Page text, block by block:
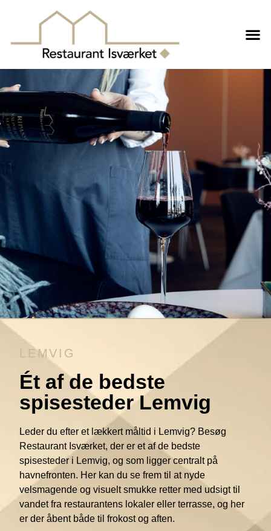
LEMVIG
Ét af de bedste
spisesteder Lemvig
Leder du efter et lækkert måltid i Lemvig? Besøg
Restaurant Isværket, der er et af de bedste
spisesteder i Lemvig, og som ligger centralt på
havnefronten. Her kan du se frem til at nyde
velsmagende og visuelt smukke retter med udsigt til
vandet fra restaurantens lokaler eller terrasse, og her
er der åbent både til frokost og aften.